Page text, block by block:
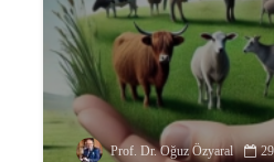
Prof. Dr. Oğuz Özyaral